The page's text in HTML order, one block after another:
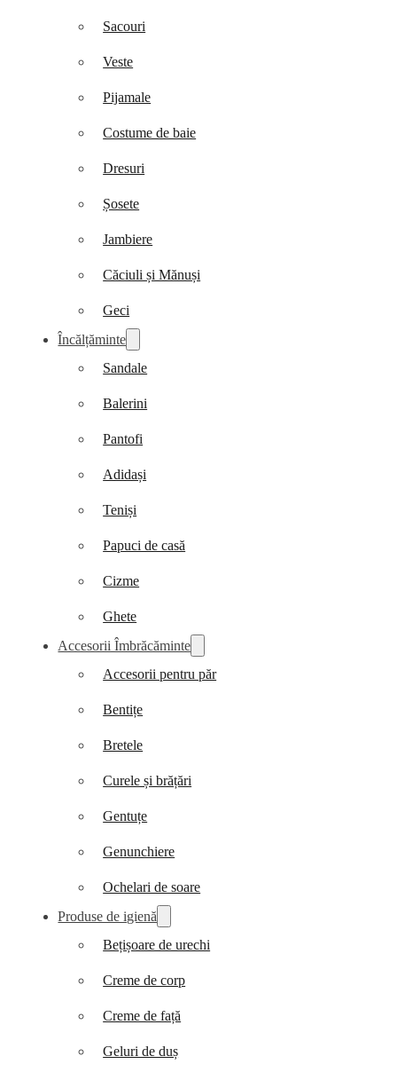
Sacouri
Veste
Pijamale
Costume de baie
Dresuri
Șosete
Jambiere
Căciuli și Mănuși
Geci
Încălțăminte
Sandale
Balerini
Pantofi
Adidași
Teniși
Papuci de casă
Cizme
Ghete
Accesorii Îmbrăcăminte
Accesorii pentru păr
Bentițe
Bretele
Curele și brățări
Gentuțe
Genunchiere
Ochelari de soare
Produse de igienă
Bețișoare de urechi
Creme de corp
Creme de față
Geluri de duș